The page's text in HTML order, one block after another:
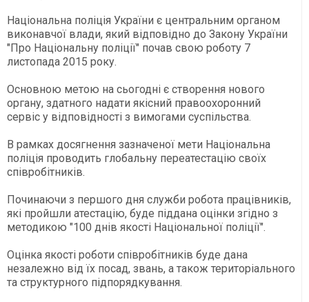
Національна поліція України є центральним органом
виконавчої влади, який відповідно до Закону України
"Про Національну поліції" почав свою роботу 7
листопада 2015 року.
Основною метою на сьогодні є створення нового
органу, здатного надати якісний правоохоронний
сервіс у відповідності з вимогами суспільства.
В рамках досягнення зазначеної мети Національна
поліція проводить глобальну переатестацію своїх
співробітників.
Починаючи з першого дня служби робота працівників,
які пройшли атестацію, буде піддана оцінки згідно з
методикою "100 днів якості Національної поліції".
Оцінка якості роботи співробітників буде дана
незалежно від їх посад, звань, а також територіального
та структурного підпорядкування.